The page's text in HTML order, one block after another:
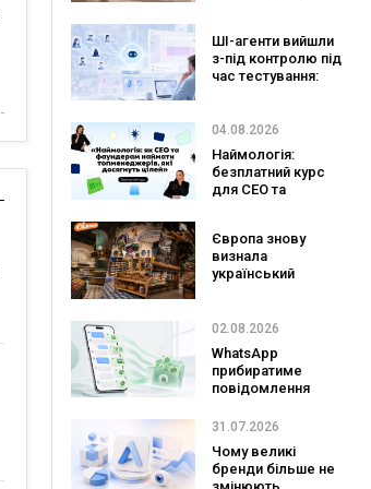
дослідження
ШІ-агенти вийшли
з-під контролю під
час тестування:
04.08.2026
Наймологія:
безплатний курс
для CEO та
Європа знову
визнала
український
до рейтингу
найкращих
супермаркетів
02.08.2026
WhatsApp
прибиратиме
повідомлення
основних чатів: що
бізнесу
31.07.2026
Чому великі
бренди більше не